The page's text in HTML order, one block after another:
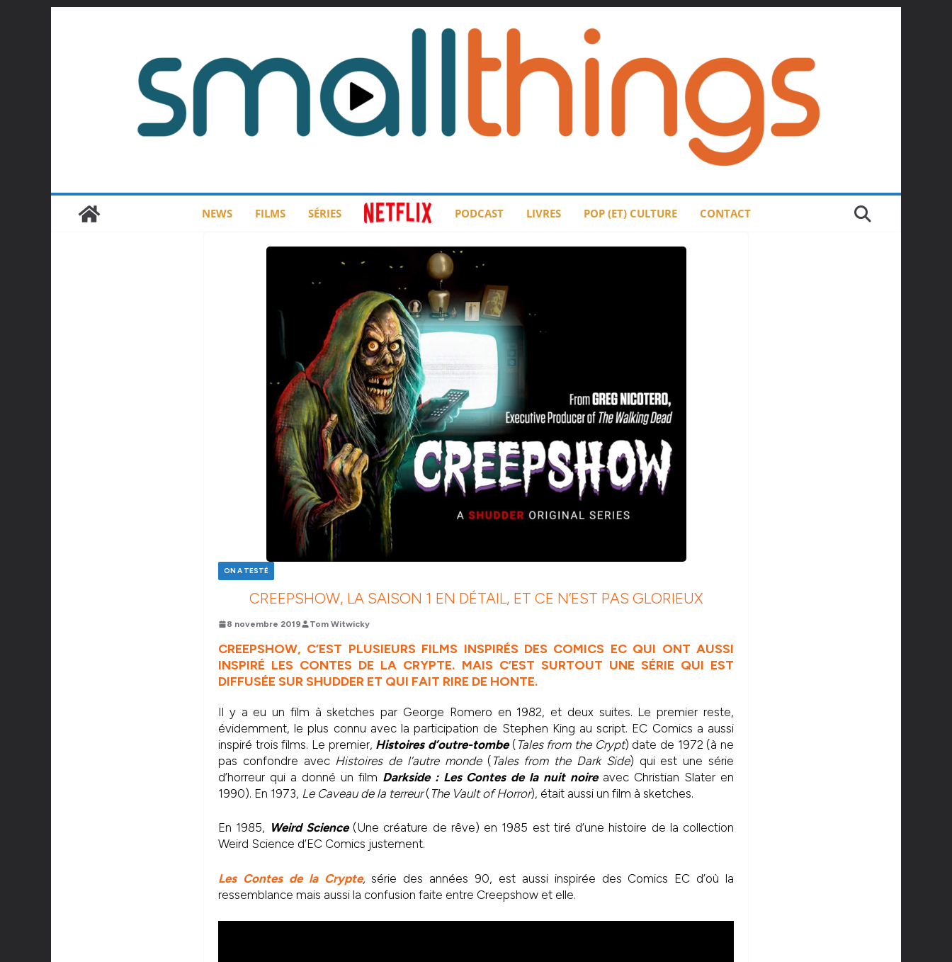
NEWS FILMS SÉRIES PODCAST LIVRES POP (ET) CULTURE CONTACT
ON A TESTÉ
CREEPSHOW, LA SAISON 1 EN DÉTAIL, ET CE N’EST PAS GLORIEUX
8 novembre 2019 Tom Witwicky
CREEPSHOW, C’EST PLUSIEURS FILMS INSPIRÉS DES COMICS EC QUI ONT AUSSI
INSPIRÉ LES CONTES DE LA CRYPTE. MAIS C’EST SURTOUT UNE SÉRIE QUI EST
DIFFUSÉE SUR SHUDDER ET QUI FAIT RIRE DE HONTE.
Il y a eu un film à sketches par George Romero en 1982, et deux suites. Le premier reste,
évidemment, le plus connu avec la participation de Stephen King au script. EC Comics a aussi
inspiré trois films. Le premier, Histoires d’outre-tombe( Tales from the Crypt) date de 1972 (à ne
pas confondre avec Histoires de l’autre monde( Tales from the Dark Side) qui est une série
d’horreur qui a donné un film Darkside : Les Contes de la nuit noire avec Christian Slater en
1990). En 1973, Le Caveau de la terreur( The Vault of Horror), était aussi un film à sketches.
En 1985, Weird Science (Une créature de rêve) en 1985 est tiré d’une histoire de la collection
Weird Science d’EC Comics justement.
Les Contes de la Crypte, série des années 90, est aussi inspirée des Comics EC d’où la
ressemblance mais aussi la confusion faite entre Creepshow et elle.